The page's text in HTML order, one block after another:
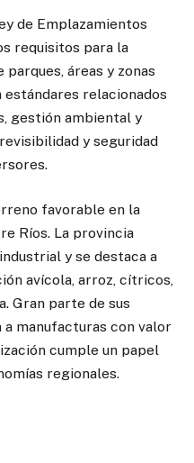
de Emplazamientos
requisitos para la
áreas y zonas
relacionados
gestión ambiental y
y seguridad
favorable en la
Ríos. La provincia
y se destaca a
avícola, arroz, cítricos,
Gran parte de sus
manufacturas con valor
cumple un papel
regionales.